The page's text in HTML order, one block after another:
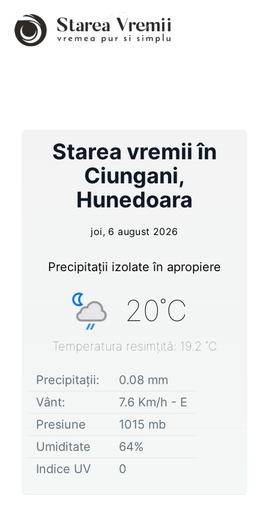
Starea vremii în
Ciungani,
Hunedoara
joi, 6 august 2026
Precipitații izolate în apropiere
20˚C
Temperatura resimțită: 19.2 ˚C
Precipitații: 0.08 mm
Vânt:
7.6 Km/h - E
Presiune
1015 mb
Umiditate
64%
Indice UV
0